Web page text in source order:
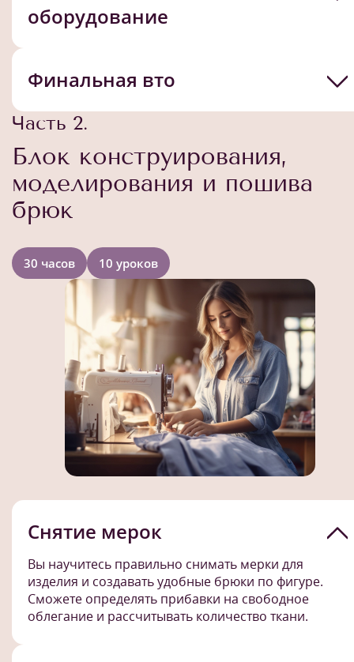
оборудование
Финальная вто
Часть 2.
Блок конструирования,
моделирования и пошива
брюк
30 часов 10 уроков
Снятие мерок
Вы научитесь правильно снимать мерки для
изделия и создавать удобные брюки по фигуре.
Сможете определять прибавки на свободное
облегание и рассчитывать количество ткани.